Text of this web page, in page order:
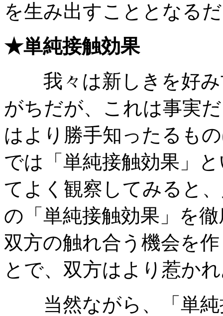
を生み出すこととなる
★単純接触効果
我々は新しきを好
がちだが、これは事実
はより勝手知ったるも
では「単純接触効果」
てよく観察してみると
の「単純接触効果」を
双方の触れ合う機会を
とで、双方はより惹か
当然ながら、「単純